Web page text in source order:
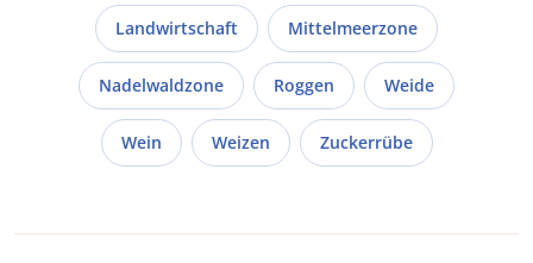
Landwirtschaft Mittelmeerzone
Nadelwaldzone Roggen Weide
Wein Weizen Zuckerrübe